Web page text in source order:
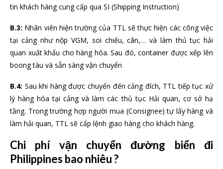
tin khách hàng cung cấp qua SI (Shipping Instruction)
B.3: Nhân viên hiện trường của TTL sẽ thực hiện các công việc
tại cảng như nộp VGM, soi chiếu, cân,… và làm thủ tục hải
quan xuất khẩu cho hàng hóa. Sau đó, container được xếp lên
boong tàu và sẵn sàng vận chuyển
B.4: Sau khi hàng được chuyển đến cảng đích, TTL tiếp tục xử
lý hàng hóa tại cảng và làm các thủ tục Hải quan, cơ sở hạ
tầng. Trong trường hợp người mua (Consignee) tự lấy hàng và
làm hải quan, TTL sẽ cấp lệnh giao hàng cho khách hàng.
Chi phí vận chuyển đường biển đi
Philippines bao nhiêu ?